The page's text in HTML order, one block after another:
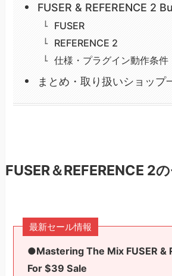
FUSER & REFERENCE 2
FUSER
REFERENCE 2
仕様・プラグイン動作条件
まとめ・取り扱いショップ
FUSER＆REFERENCE 2
最新セール情報
●Mastering The Mix FUSER &
For $39 Sale